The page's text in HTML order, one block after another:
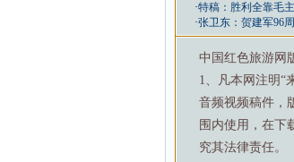
·特稿：胜利全靠毛
·张卫东：贺建军96周
中国红色旅游网
1、凡本网注明“
音频视频稿件，
围内使用，在下
究其法律责任。